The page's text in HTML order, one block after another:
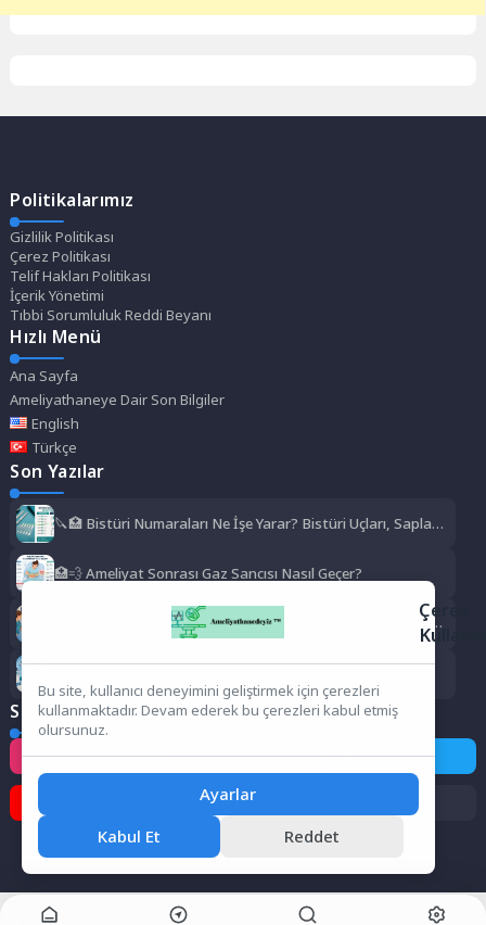
Politikalarımız
Gizlilik Politikası
Çerez Politikası
Telif Hakları Politikası
İçerik Yönetimi
Tıbbi Sorumluluk Reddi Beyanı
Hızlı Menü
Ana Sayfa
Ameliyathaneye Dair Son Bilgiler
English
Türkçe
Son Yazılar
🔪🏥 Bistüri Numaraları Ne İşe Yarar? Bistüri Uçları, Sapları,
🏥💨 Ameliyat Sonrası Gaz Sancısı Nasıl Geçer?
🏥❄️ Ameliyat Sonrası Titreme Normal mi? Neden Olur, Ne
Sosyal Medya
Instagram Facebook Twitter
TikTok
Çerez
Bu site, kullanıcı deneyimini geliştirmek için çerezleri
kullanmaktadır. Devam ederek bu çerezleri kabul etmiş
olursunuz.
Ayarlar
Kabul Et
Reddet